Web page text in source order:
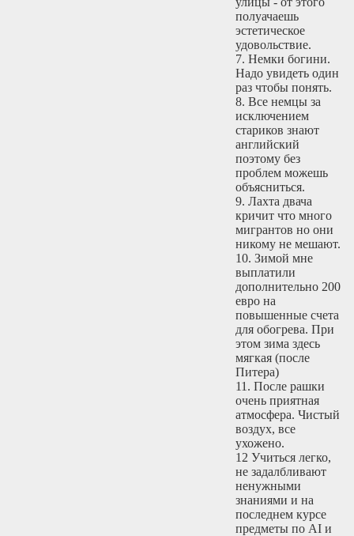
полуачаешь
эстетическое
удовольствие.
7. Немки богини.
Надо увидеть один
раз чтобы понять.
8. Все немцы за
исключением
стариков знают
английский
поэтому без
проблем можешь
объясниться.
9. Лахта двача
кричит что много
мигрантов но они
никому не мешают.
10. Зимой мне
выплатили
дополнительно 200
евро на
повышенные счета
для обогрева. При
этом зима здесь
мягкая (после
Питера)
11. После рашки
очень приятная
атмосфера. Чистый
воздух, все
ухожено.
12 Учиться легко,
не задалбливают
ненужными
знаниями и на
последнем курсе
предметы по AI и